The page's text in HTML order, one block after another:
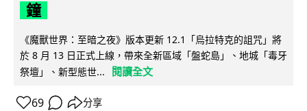
鐘
《魔獸世界：至暗之夜》版本更新 12.1「烏拉特克的詛咒」將
於 8 月 13 日正式上線，帶來全新區域「盤蛇島」、地城「毒牙
祭壇」、新型態世...
閱讀全文
69 分享